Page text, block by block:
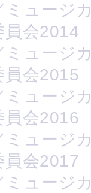
ュージ
員会2014
ュージ
員会2015
ュージ
員会2016
ュージ
員会2017
ュージ